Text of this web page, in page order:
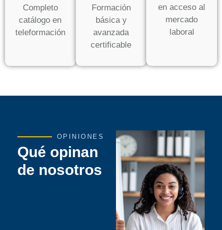
Completo
catálogo en
teleformación
Formación
básica y
avanzada
certificable
en acceso al
mercado
laboral
OPINIONES
Qué opinan
de nosotros